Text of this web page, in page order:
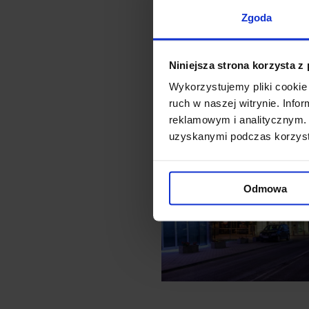
Zgoda
Niniejsza strona korzysta z
Wykorzystujemy pliki
ruch w naszej witrynie.
reklamowym i
uzyskanymi podczas
Odmowa